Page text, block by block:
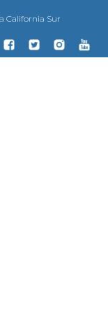
California Sur